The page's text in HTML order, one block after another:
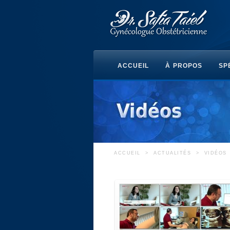
ACCUEIL À PROPOS
ACCUEIL > ACTUALITÉS > VIDÉOS